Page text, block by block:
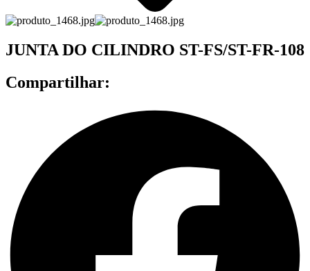
JUNTA DO CILINDRO ST-FS/ST-FR-108
Compartilhar: